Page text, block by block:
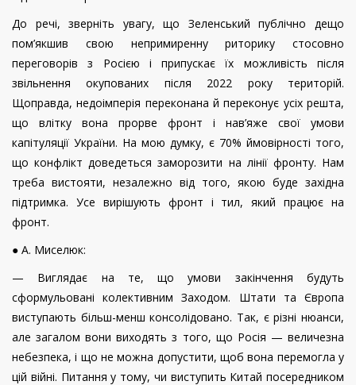
До речі, зверніть увагу, що Зеленський публічно дещо
пом’якшив свою непримиренну риторику стосовно
переговорів з Росією і припускає їх можливість після
звільнення окупованих після 2022 року територій.
Щоправда, недоімперія переконана й переконує усіх решта,
що влітку вона прорве фронт і нав’яже свої умови
капітуляції України. На мою думку, є 70% ймовірності того,
що конфлікт доведеться заморозити на лінії фронту. Нам
треба вистояти, незалежно від того, якою буде західна
підтримка. Усе вирішують фронт і тил, який працює на
фронт.
● А. Миселюк:
— Виглядає на те, що умови закінчення будуть
сформульовані колективним Заходом. Штати та Європа
виступають більш-менш консолідовано. Так, є різні нюанси,
але загалом вони виходять з того, що Росія — величезна
небезпека, і що не можна допустити, щоб вона перемогла у
цій війні. Питання у тому, чи виступить Китай посередником